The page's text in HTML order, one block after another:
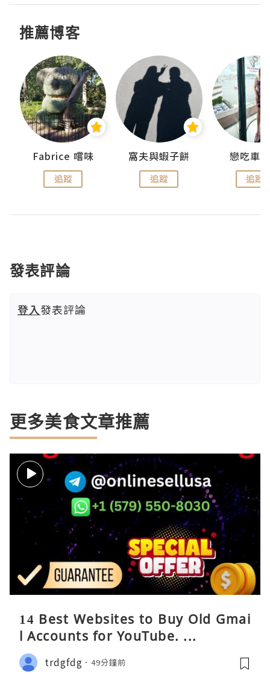
推薦博客
Fabrice 嚐味
追蹤
窩夫與蝦子餅
追蹤
戀吃車
追蹤
發表評論
登入發表評論
更多美食文章推薦
14 Best Websites to Buy Old Gmai
l Accounts for YouTube. ...
trdgfdg 49分鐘前